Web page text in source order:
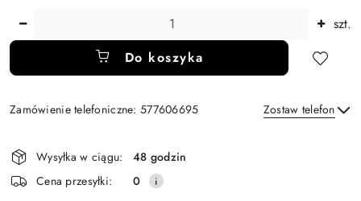
szt.
Do koszyka
Zamówienie telefoniczne: 577606695 Zostaw telefon
Wyślij
Dostępność
i
dostawa
Wysyłka w ciągu:
48 godzin
Cena przesyłki:
0